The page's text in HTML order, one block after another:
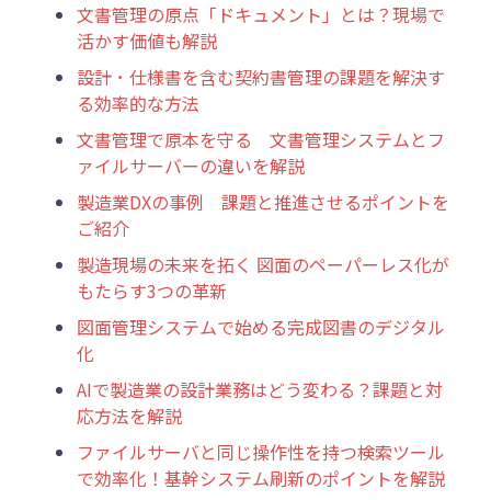
文書管理の原点「ドキュメント」とは？現場で
活かす価値も解説
設計 ･ 仕様書を含む契約書管理の課題を解決す
る効率的な方法
文書管理で原本を守る 文書管理システムとフ
ァイルサーバーの違いを解説
製造業DXの事例 課題と推進させるポイントを
ご紹介
製造現場の未来を拓く 図面のペーパーレス化が
もたらす3つの革新
図面管理システムで始める完成図書のデジタル
化
AIで製造業の設計業務はどう変わる？課題と対
応方法を解説
ファイルサーバと同じ操作性を持つ検索ツール
で効率化！基幹システム刷新のポイントを解説